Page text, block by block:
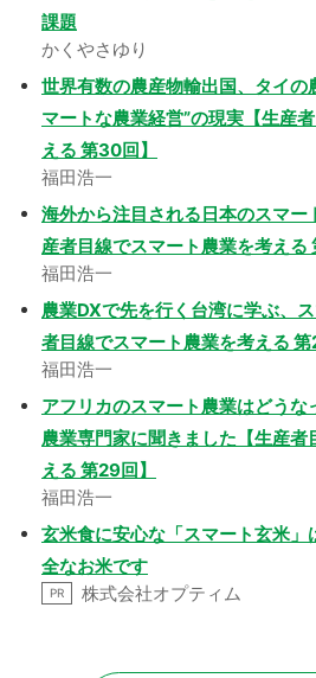
課題
かくやさゆり
世界有数の農産物輸出国、タイの
マートな農業経営”の現実【生産
える 第30回】
福田浩一
海外から注目される日本のスマー
産者目線でスマート農業を考える
福田浩一
農業DXで先を行く台湾に学ぶ、
者目線でスマート農業を考える 第
福田浩一
アフリカのスマート農業はどうな
農業専門家に聞きました【生産
える 第29回】
福田浩一
玄米食に安心な「スマート玄米」
全なお米です
PR 株式会社オプティム